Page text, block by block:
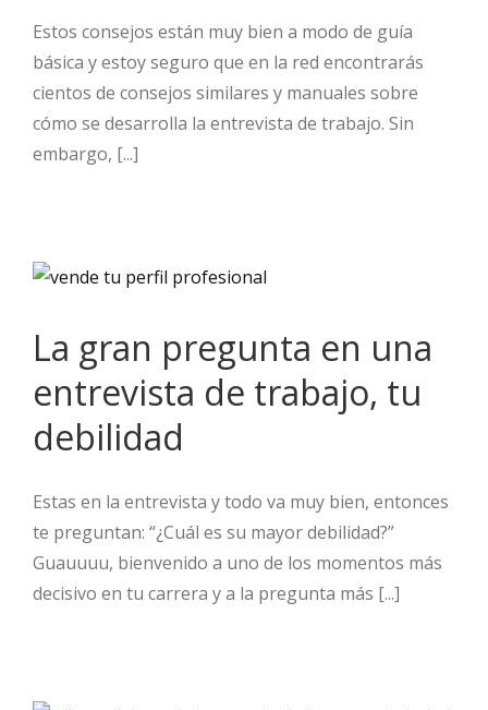
Estos consejos están muy bien a modo de guía
básica y estoy seguro que en la red encontrarás
cientos de consejos similares y manuales sobre
cómo se desarrolla la entrevista de trabajo. Sin
embargo, [...]
La gran pregunta en una
entrevista de trabajo, tu
debilidad
Estas en la entrevista y todo va muy bien, entonces
te preguntan: “¿Cuál es su mayor debilidad?”
Guauuuu, bienvenido a uno de los momentos más
decisivo en tu carrera y a la pregunta más [...]